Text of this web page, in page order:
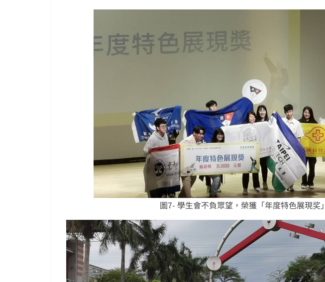
圖7- 學生會不負眾望，榮獲「年度特色展現奖」